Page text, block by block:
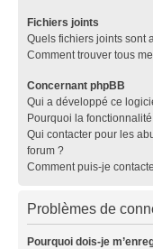
Fichiers joints
Quels fichiers joints sont
Comment trouver tous
Concernant phpBB
Qui a développé ce
Pourquoi la
Qui contacter pour les
forum ?
Comment puis-je
Problèmes de
Pourquoi dois-je